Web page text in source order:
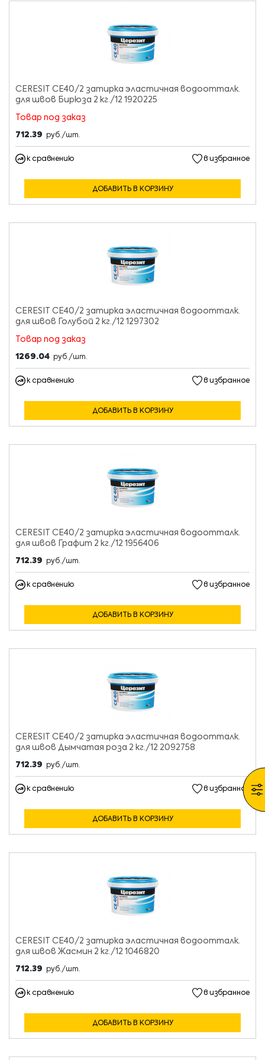
CERESIT CE40/2 затирка эластичная водоотталк.
для швов Бирюза 2 кг./12 1920225
Товар под заказ
712.39 руб./шт.
к сравнению в избранное
ДОБАВИТЬ В КОРЗИНУ
CERESIT CE40/2 затирка эластичная водоотталк.
для швов Голубой 2 кг./12 1297302
Товар под заказ
1269.04 руб./шт.
к сравнению в избранное
ДОБАВИТЬ В КОРЗИНУ
CERESIT CE40/2 затирка эластичная водоотталк.
для швов Графит 2 кг./12 1956406
712.39 руб./шт.
к сравнению в избранное
ДОБАВИТЬ В КОРЗИНУ
CERESIT CE40/2 затирка эластичная водоотталк.
для швов Дымчатая роза 2 кг./12 2092758
712.39 руб./шт.
к сравнению в избранное
ДОБАВИТЬ В КОРЗИНУ
CERESIT CE40/2 затирка эластичная водоотталк.
для швов Жасмин 2 кг./12 1046820
712.39 руб./шт.
к сравнению в избранное
ДОБАВИТЬ В КОРЗИНУ